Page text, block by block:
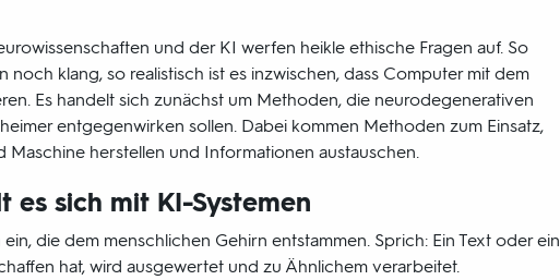
und der KI werfen heikle ethische Fragen auf. So
noch klang, so realistisch ist es inzwischen, dass Computer mit dem
Es handelt sich zunächst um Methoden, die neurodegenerativen
entgegenwirken sollen. Dabei kommen Methoden zum Einsatz,
herstellen und Informationen austauschen.
es sich mit KI-Systemen
die dem menschlichen Gehirn entstammen. Sprich: Ein Text oder ein
hat, wird ausgewertet und zu Ähnlichem verarbeitet.